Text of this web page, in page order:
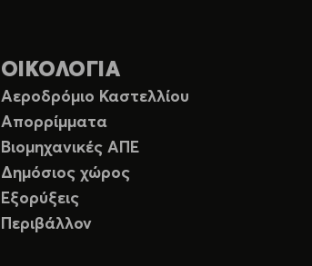
ΟΙΚΟΛΟΓΙΑ
Αεροδρόμιο Καστελλίου
Απορρίμματα
Βιομηχανικές ΑΠΕ
Δημόσιος χώρος
Εξορύξεις
Περιβάλλον